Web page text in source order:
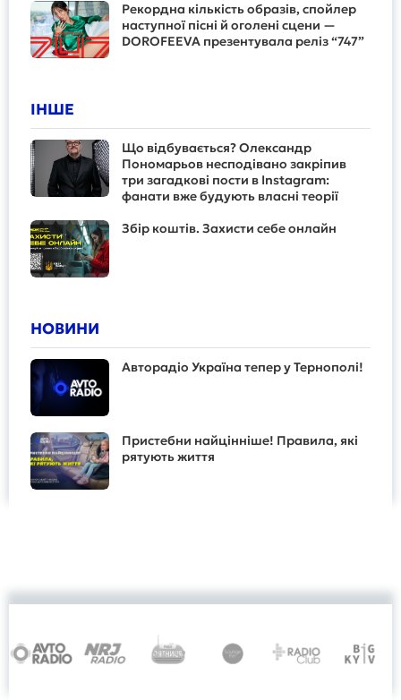
Рекордна кількість образів, спойлер
наступної пісні й оголені сцени —
DOROFEEVA презентувала реліз “747”
ІНШЕ
Що відбувається? Олександр
Пономарьов несподівано закріпив
три загадкові пости в Instagram:
фанати вже будують власні теорії
Збір коштів. Захисти себе онлайн
НОВИНИ
Авторадіо Україна тепер у Тернополі!
Пристебни найцінніше! Правила, які
рятують життя